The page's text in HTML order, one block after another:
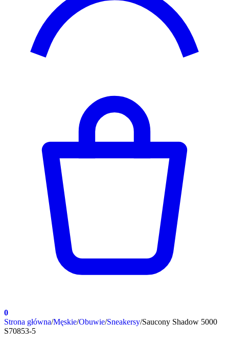
0
Strona główna/Męskie/Obuwie/Sneakersy/Saucony Shadow 5000
S70853-5